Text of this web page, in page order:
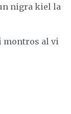
nigra kiel la
montros al vi